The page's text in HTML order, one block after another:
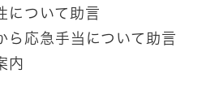
について助言
ら応急手当について助言
内